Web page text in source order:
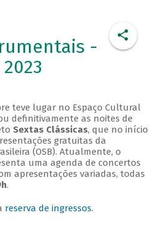
-
teve lugar no Espaço Cultural
definitivamente as noites de
Sextas Clássicas, que no início
gratuitas da
(OSB). Atualmente, o
uma agenda de concertos
apresentações variadas, todas
.
reserva de ingressos.